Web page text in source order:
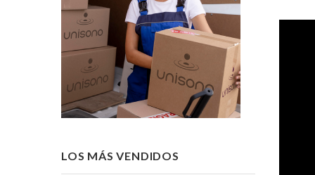
LOS MÁS VENDIDOS
-15%